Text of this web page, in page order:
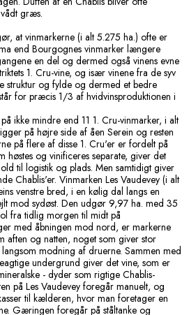
græs.
at vinmarkerne (i alt 5.275 ha.) ofte er
end Bourgognes vinmarker længere
en del og dermed også vinens evne
1. Cru-vine, og især vinene fra de syv
struktur og fylde og dermed et bedre
for præcis 1/3 af hvidvinsproduktionen i
ikke mindre end 11 1. Cru-vinmarker, i alt
på højre side af åen Serein og resten
på flere af disse 1. Cru'er er fordelt på
høstes og vinificeres separate, giver det
til logistik og plads. Men samtidigt giver
Chablis'er. Vinmarken Les Vaudevey (i alt
venstre bred, i en kølig dal langs en
mod sydøst. Den udgør 9,97 ha. med 35
fra tidlig morgen til midt på
med åbningen mod nord, er markerne
aften og natten, noget som giver stor
modning af druerne. Sammen med
undergrund giver det vine, som er
- dyder som rigtige Chablis-
på Les Vaudevey foregår manuelt, og
til kælderen, hvor man foretager en
Gæringen foregår på ståltanke og